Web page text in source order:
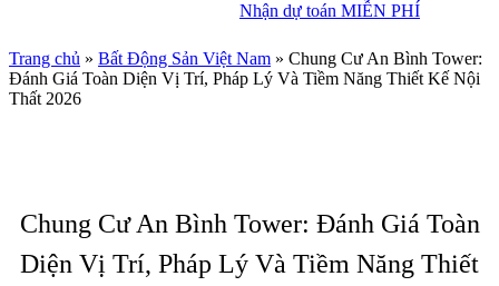
Nhận dự toán MIỄN PHÍ
Trang chủ » Bất Động Sản Việt Nam » Chung Cư An Bình Tower:
Đánh Giá Toàn Diện Vị Trí, Pháp Lý Và Tiềm Năng Thiết Kế Nội
Thất 2026
Chung Cư An Bình Tower: Đánh Giá Toàn
Diện Vị Trí, Pháp Lý Và Tiềm Năng Thiết